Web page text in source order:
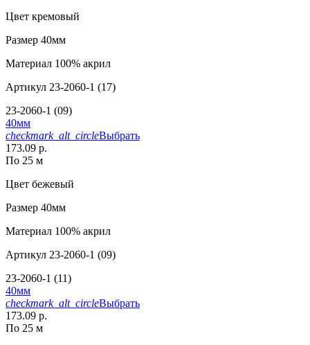
Цвет кремовый
Размер 40мм
Материал 100% акрил
Артикул 23-2060-1 (17)
23-2060-1 (09)
40мм
checkmark_alt_circleВыбрать
173.09 р.
По 25 м
Цвет бежевый
Размер 40мм
Материал 100% акрил
Артикул 23-2060-1 (09)
23-2060-1 (11)
40мм
checkmark_alt_circleВыбрать
173.09 р.
По 25 м